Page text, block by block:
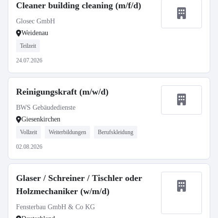
Cleaner building cleaning (m/f/d)
Glosec GmbH
Weidenau
Teilzeit
24.07.2026
Reinigungskraft (m/w/d)
BWS Gebäudedienste
Giesenkirchen
Vollzeit Weiterbildungen Berufskleidung
02.08.2026
Glaser / Schreiner / Tischler oder
Holzmechaniker (w/m/d)
Fensterbau GmbH & Co KG